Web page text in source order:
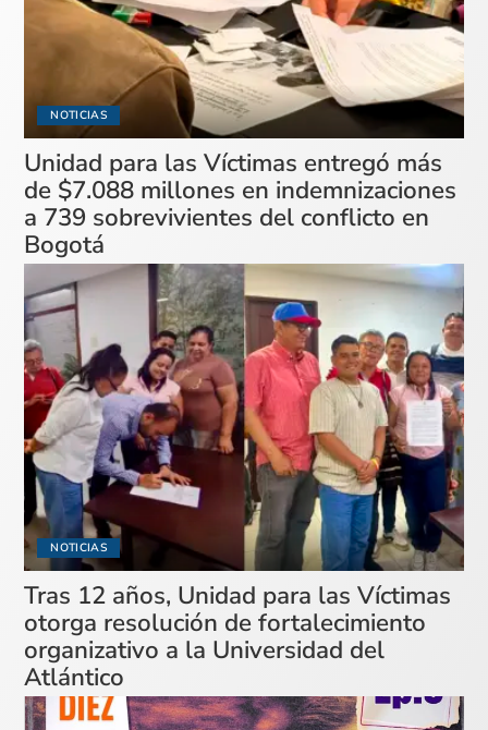
NOTICIAS
Unidad para las Víctimas entregó más
de $7.088 millones en indemnizaciones
a 739 sobrevivientes del conflicto en
Bogotá
NOTICIAS
Tras 12 años, Unidad para las Víctimas
otorga resolución de fortalecimiento
organizativo a la Universidad del
Atlántico